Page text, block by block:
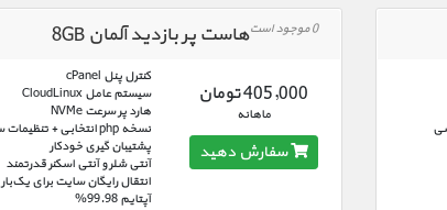
هاست پر بازدید آلمان 8GB 0 موجود است
کنترل پنل cPanel
سیستم عامل CloudLinux
هارد پر سرعت NVMe
نسخه php انتخابی + تنظیمات سفارشی
پشتیبان گیری خودکار
آنتی شلر و آنتی اسکنر قدرتمند
انتقال رایگان سایت برای یک‌بار
آپتایم 99.98%
405,000 تومان
ماهانه
سفارش دهید